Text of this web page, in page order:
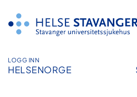
innhold
LOGG INN
HELSENORGE